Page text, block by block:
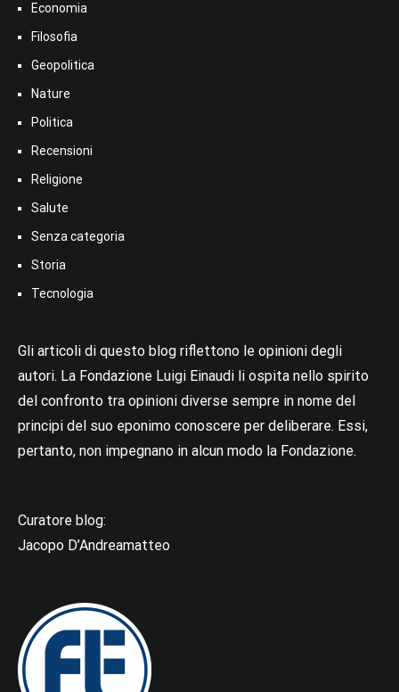
Economia
Filosofia
Geopolitica
Nature
Politica
Recensioni
Religione
Salute
Senza categoria
Storia
Tecnologia
Gli articoli di questo blog riflettono le opinioni degli
autori. La Fondazione Luigi Einaudi li ospita nello spirito
del confronto tra opinioni diverse sempre in nome del
principi del suo eponimo conoscere per deliberare. Essi,
pertanto, non impegnano in alcun modo la Fondazione.
Curatore blog:
Jacopo D’Andreamatteo